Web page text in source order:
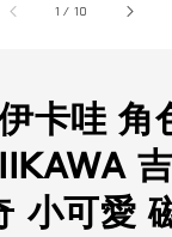
1 / 10
卡哇 角
小可愛